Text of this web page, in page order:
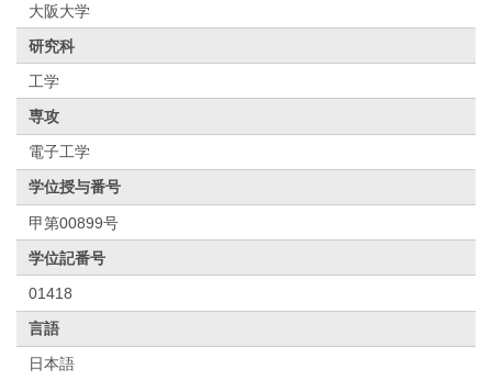
大阪大学
研究科
工学
専攻
電子工学
学位授与番号
甲第00899号
学位記番号
01418
言語
日本語